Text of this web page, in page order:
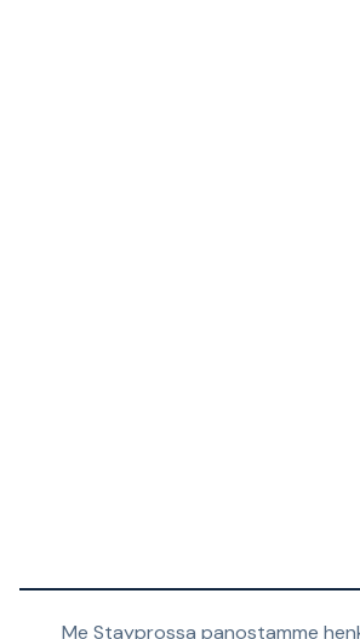
Me Stayprossa panostamme